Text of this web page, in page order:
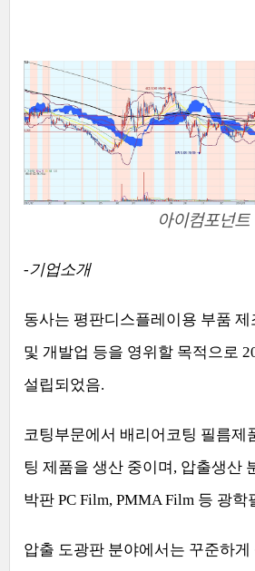
아이컴포넌트
-기업소개
동사는 평판디스플레이용 부품
및 개발업 등을 영위할 목적으로
설립되었음.
코팅부문에서 배리어코팅 필름제
팅 제품을 생산 중이며 , 압출생산
박판 PC Film, PMMA Film 등 광학
압출 도광판 분야에서는 꾸준하